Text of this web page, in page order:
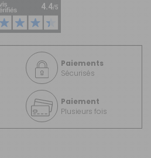
Paiements
Sécurisés
Paiement
Plusieurs fois